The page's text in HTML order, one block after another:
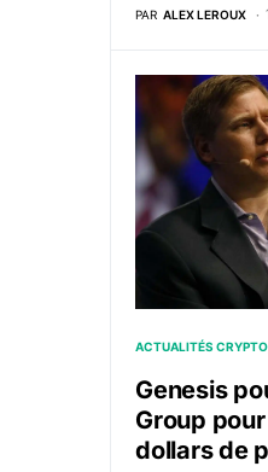
PAR ALEX LEROUX
Genesis
ACTUALITÉS CRYPTO
Genesis
Group
dollars de